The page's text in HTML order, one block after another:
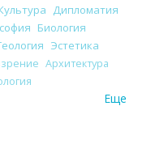
Дипломатия
Биология
Эстетика
Архитектура
Еще